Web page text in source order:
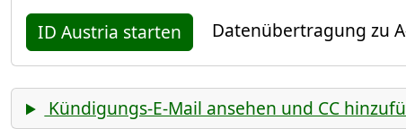
ID Austria starten
Datenübertragung zu
Kündigungs-E-Mail ansehen und CC